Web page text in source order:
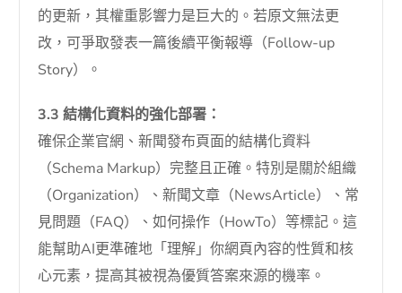
的更新，其權重影響力是巨大的。若原文無法更
改，可爭取發表一篇後續平衡報導（Follow-up
Story）。
3.3 結構化資料的強化部署：
確保企業官網、新聞發布頁面的結構化資料
（Schema Markup）完整且正確。特別是關於組織
（Organization）、新聞文章（NewsArticle）、常
見問題（FAQ）、如何操作（HowTo）等標記。這
能幫助AI更準確地「理解」你網頁內容的性質和核
心元素，提高其被視為優質答案來源的機率。